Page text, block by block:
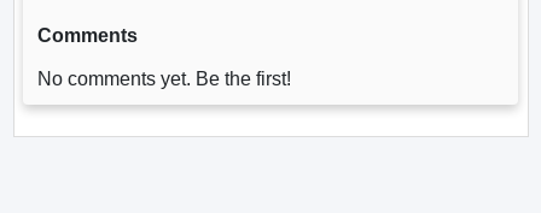
Comments
No comments yet. Be the first!